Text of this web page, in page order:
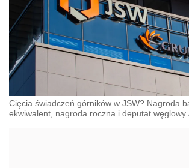
Cięcia świadczeń górników w JSW? Nagroda
ekwiwalent, nagroda roczna i deputat węglowy